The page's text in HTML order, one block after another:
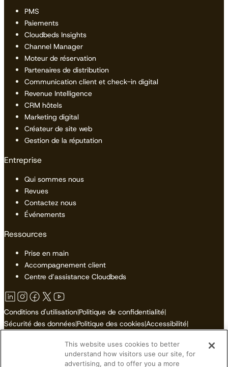
PMS
Paiements
Cloudbeds Insights
Channel Manager
Moteur de réservation
Partenaires de distribution
Communication client et check-in digital
Revenue Intelligence
CRM hôtels
Marketing digital
Créateur de site web
Gestion de la réputation
Entreprise
Qui sommes nous
Revues
Contactez nous
Événements
Ressources
Prise en main
Accompagnement client
Centre d’assistance Cloudbeds
Conditions d'utilisation|Politique de confidentialité|
Sécurité des données|Politique des cookies|Accessibilité|
Ne pas vendre ni partager mes informations personnelles
This website uses cookies to better
understand how visitors use our site, for
advertising, and to offer you a more